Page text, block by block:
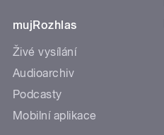
mujRozhlas
Živé vysílání
Audioarchiv
Podcasty
Mobilní aplikace